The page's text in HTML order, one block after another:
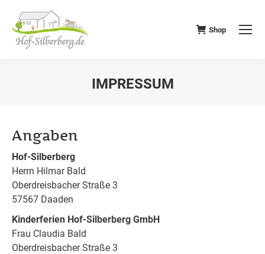
Shop
IMPRESSUM
Angaben
Hof-Silberberg
Herrn Hilmar Bald
Oberdreisbacher Straße 3
57567 Daaden
Kinderferien Hof-Silberberg GmbH
Frau Claudia Bald
Oberdreisbacher Straße 3